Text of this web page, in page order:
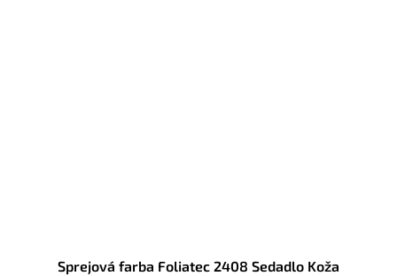
Sprejová farba Foliatec 2408 Sedadlo Koža